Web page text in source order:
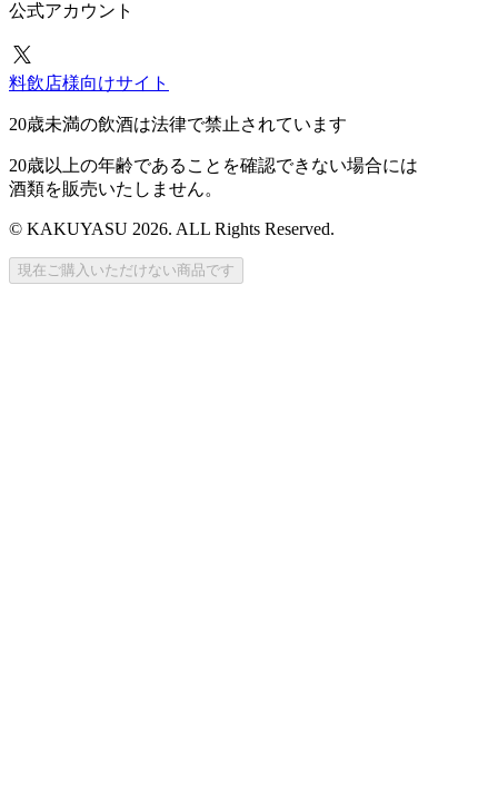
公式アカウント
料飲店様向けサイト
20歳未満の飲酒は法律で禁止されています
20歳以上の年齢であることを確認できない場合には
酒類を販売いたしません。
© KAKUYASU 2026. ALL Rights Reserved.
現在ご購入いただけない商品です